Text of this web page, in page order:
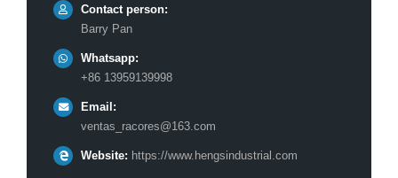
Contact person:
Barry Pan
Whatsapp:
+86 13959139998
Email:
ventas_racores@163.com
Website: https://www.hengsindustrial.com